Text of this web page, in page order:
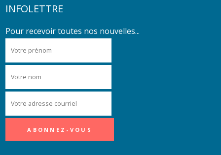
INFOLETTRE
Pour recevoir toutes nos nouvelles...